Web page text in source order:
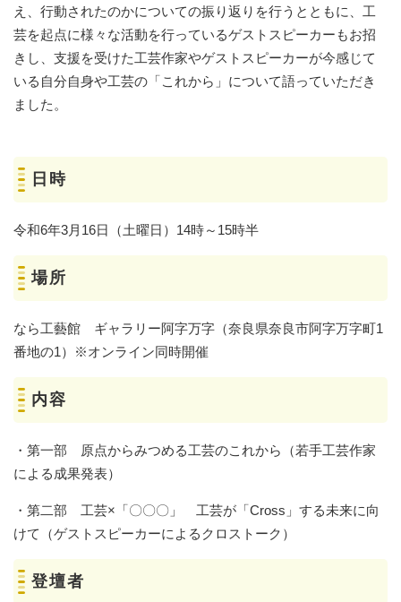
え、行動されたのかについての振り返りを行うとともに、工
芸を起点に様々な活動を行っているゲストスピーカーもお招
きし、支援を受けた工芸作家やゲストスピーカーが今感じて
いる自分自身や工芸の「これから」について語っていただき
ました。
日時
​令和6年3月16日（土曜日）14時～15時半
場所
なら工藝館 ギャラリー阿字万字（奈良県奈良市阿字万字町1
番地の1）※オンライン同時開催
内容
・第一部 原点からみつめる工芸のこれから（若手工芸作家
による成果発表）
・第二部 工芸×「〇〇〇」 工芸が「Cross」する未来に向
けて（ゲストスピーカーによるクロストーク）
登壇者